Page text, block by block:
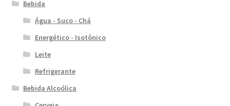
Bebida
Água - Suco - Chá
Energético - Isotônico
Leite
Refrigerante
Bebida Alcoólica